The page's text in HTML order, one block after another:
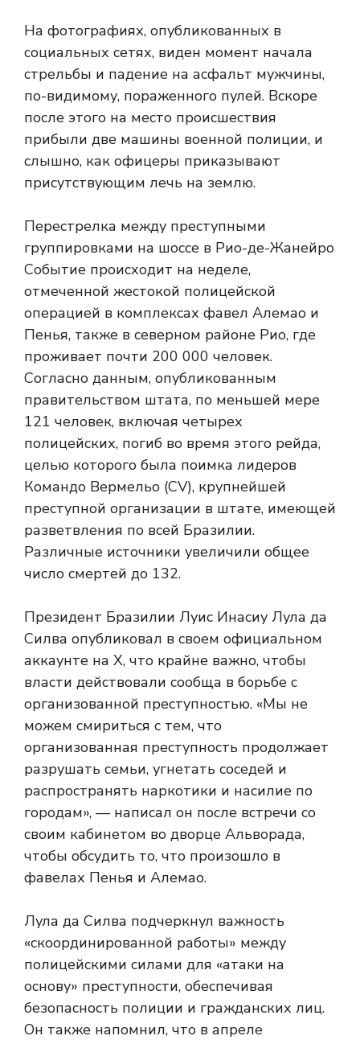
На фотографиях, опубликованных в
социальных сетях, виден момент начала
стрельбы и падение на асфальт мужчины,
по-видимому, пораженного пулей. Вскоре
после этого на место происшествия
прибыли две машины военной полиции, и
слышно, как офицеры приказывают
присутствующим лечь на землю.
Перестрелка между преступными
группировками на шоссе в Рио-де-Жанейро
Событие происходит на неделе,
отмеченной жестокой полицейской
операцией в комплексах фавел Алемао и
Пенья, также в северном районе Рио, где
проживает почти 200 000 человек.
Согласно данным, опубликованным
правительством штата, по меньшей мере
121 человек, включая четырех
полицейских, погиб во время этого рейда,
целью которого была поимка лидеров
Командо Вермельо (CV), крупнейшей
преступной организации в штате, имеющей
разветвления по всей Бразилии.
Различные источники увеличили общее
число смертей до 132.
Президент Бразилии Луис Инасиу Лула да
Силва опубликовал в своем официальном
аккаунте на X, что крайне важно, чтобы
власти действовали сообща в борьбе с
организованной преступностью. «Мы не
можем смириться с тем, что
организованная преступность продолжает
разрушать семьи, угнетать соседей и
распространять наркотики и насилие по
городам», — написал он после встречи со
своим кабинетом во дворце Альворада,
чтобы обсудить то, что произошло в
фавелах Пенья и Алемао.
Лула да Силва подчеркнул важность
«скоординированной работы» между
полицейскими силами для «атаки на
основу» преступности, обеспечивая
безопасность полиции и гражданских лиц.
Он также напомнил, что в апреле